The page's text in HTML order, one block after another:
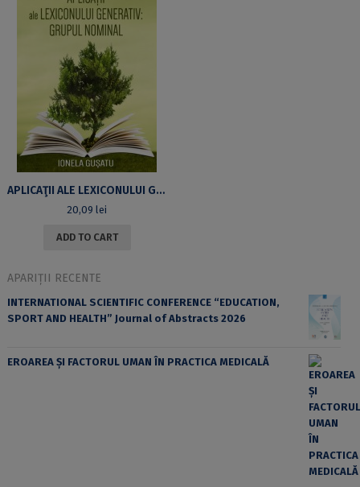
APLICAŢII ALE LEXICONULUI GENERATIV: GRUPUL NOMINAL
20,09lei
ADD TO CART
APARIȚII RECENTE
INTERNATIONAL SCIENTIFIC CONFERENCE “EDUCATION,
SPORT AND HEALTH” Journal of Abstracts 2026
EROAREA ȘI FACTORUL UMAN ÎN PRACTICA MEDICALĂ